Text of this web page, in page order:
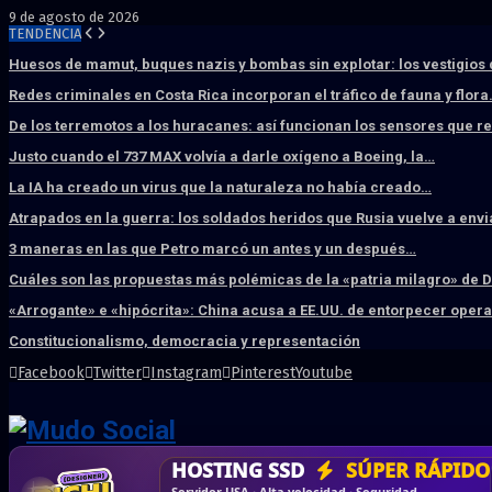
9 de agosto de 2026
TENDENCIA
Huesos de mamut, buques nazis y bombas sin explotar: los vestigios
Redes criminales en Costa Rica incorporan el tráfico de fauna y
De los terremotos a los huracanes: así funcionan los sensores que
Justo cuando el 737 MAX volvía a darle oxígeno a Boeing, la…
La IA ha creado un virus que la naturaleza no había creado…
Atrapados en la guerra: los soldados heridos que Rusia vuelve a
3 maneras en las que Petro marcó un antes y un después…
Cuáles son las propuestas más polémicas de la «patria milagro» de
«Arrogante» e «hipócrita»: China acusa a EE.UU. de entorpecer
Constitucionalismo, democracia y representación
Facebook Twitter Instagram PinterestYoutube
HOSTING SSD SÚPER RÁPIDO
DISEÑO WEB PROFESIONAL
CRM & DASHBOARD A MEDIDA
CORREO CORPORATIVO